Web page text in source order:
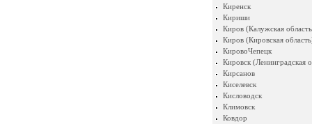
Киренск
Кириши
Киров (Калужская
Киров (Кировская
КировоЧепецк
Кировск (Ленинградская
Кирсанов
Киселевск
Кисловодск
Климовск
Ковдор